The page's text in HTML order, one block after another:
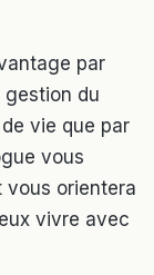
par
du
vie que par
vous
vous orientera
vivre avec